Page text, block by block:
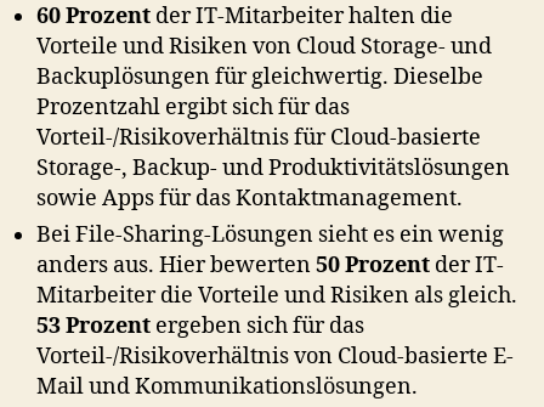
60 Prozent der IT-Mitarbeiter halten die
Vorteile und Risiken von Cloud Storage- und
Backuplösungen für gleichwertig. Dieselbe
Prozentzahl ergibt sich für das
Vorteil-/Risikoverhältnis für Cloud-basierte
Storage-, Backup- und Produktivitätslösungen
sowie Apps für das Kontaktmanagement.
Bei File-Sharing-Lösungen sieht es ein wenig
anders aus. Hier bewerten50 Prozent der IT-
Mitarbeiter die Vorteile und Risiken als gleich.
53 Prozent ergeben sich für das
Vorteil-/Risikoverhältnis von Cloud-basierte E-
Mail und Kommunikationslösungen.